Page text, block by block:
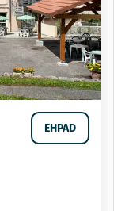
EHPAD